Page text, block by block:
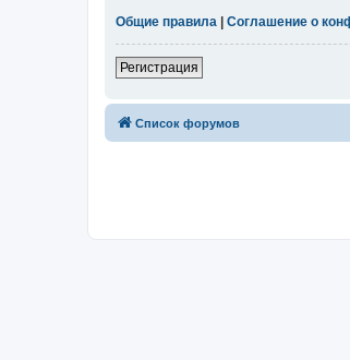
Общие правила | Соглашение о
Регистрация
Список форумов